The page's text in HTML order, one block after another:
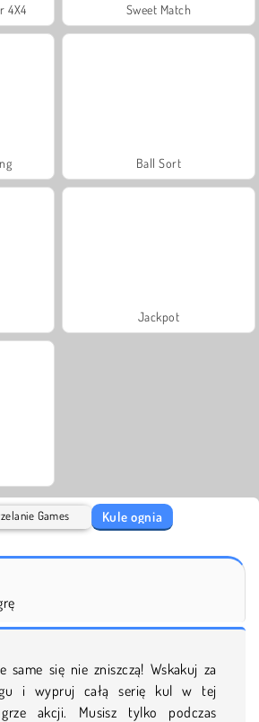
4X4 Sweet Match
Ball Sort
Jackpot
Games Kule ognia
same się nie zniszczą! Wskakuj za
i wypruj całą serię kul w tej
akcji. Musisz tylko podczas